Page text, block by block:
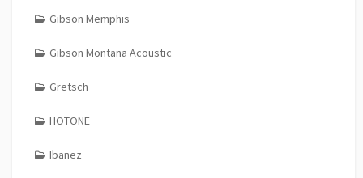
Gibson Memphis
Gibson Montana Acoustic
Gretsch
HOTONE
Ibanez